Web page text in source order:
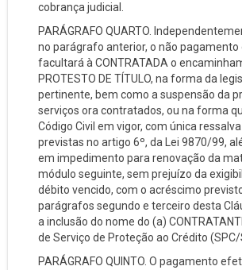
cobrança judicial.
PARÁGRAFO QUARTO.
no parágrafo anterior, o não pagamento
facultará à CONTRATADA o
PROTESTO DE TÍTULO, na forma da
pertinente, bem como a suspensão da
serviços ora contratados, ou na forma
Código Civil em vigor, com única
previstas no artigo 6º, da Lei 9870/99,
em impedimento para renovação da
módulo seguinte, sem prejuízo da
débito vencido, com o acréscimo
parágrafos segundo e terceiro desta
a inclusão do nome do (a)
de Serviço de Proteção ao Crédito (SPC/
PARÁGRAFO QUINTO. O pagamento